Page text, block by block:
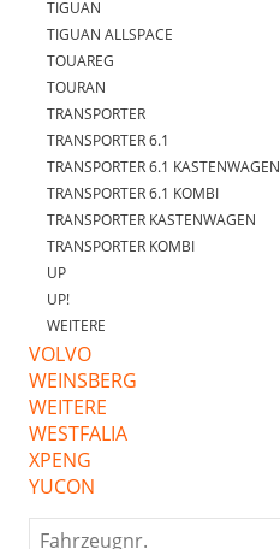
TIGUAN
TIGUAN ALLSPACE
TOUAREG
TOURAN
TRANSPORTER
TRANSPORTER 6.1
TRANSPORTER 6.1 KASTENWAGEN
TRANSPORTER 6.1 KOMBI
TRANSPORTER KASTENWAGEN
TRANSPORTER KOMBI
UP
UP!
WEITERE
VOLVO
WEINSBERG
WEITERE
WESTFALIA
XPENG
YUCON
Fahrzeugnr.